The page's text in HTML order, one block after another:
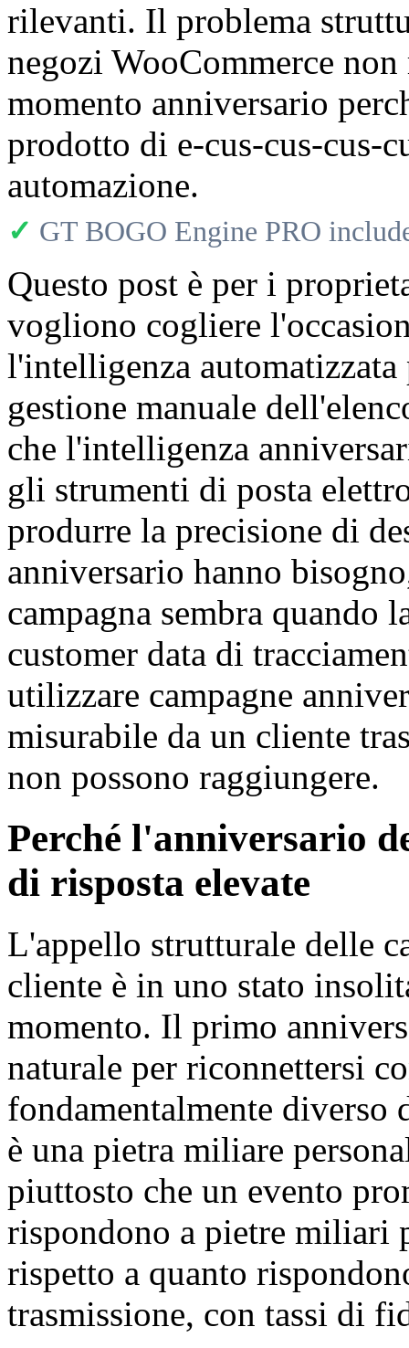
rilevanti. Il problema
negozi WooCommerce
momento anniversario
prodotto di e-cus-cus-cus-
automazione.
✓ GT BOGO Engine PRO
Questo post è per i
vogliono cogliere
l'intelligenza
gestione manuale
che l'intelligenza
gli strumenti di posta
produrre la precisione di
anniversario hanno
campagna sembra quando
customer data di
utilizzare campagne
misurabile da un cliente
non possono raggiungere.
Perché l'anniversario
di risposta elevate
L'appello strutturale delle
cliente è in uno stato
momento. Il primo
naturale per riconnettersi
fondamentalmente
è una pietra miliare
piuttosto che un evento
rispondono a pietre miliari
rispetto a quanto
trasmissione, con tassi di